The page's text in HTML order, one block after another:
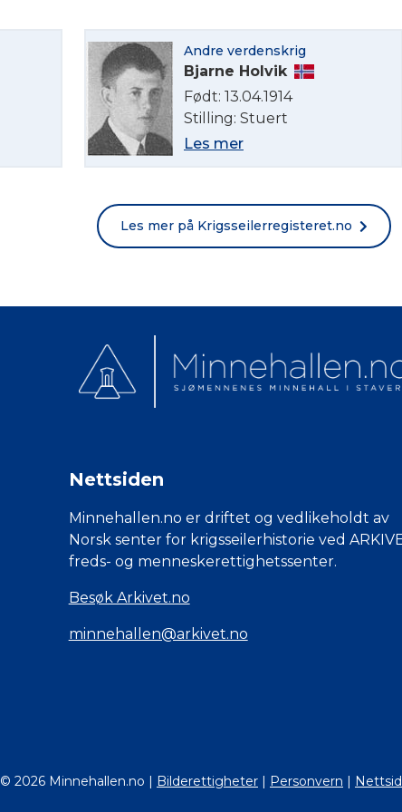
Andre verdenskrig
Bjarne Holvik
Født: 13.04.1914
Stilling: Stuert
Les mer
Les mer på Krigsseilerregisteret.no
Nettsiden
Minnehallen.no er driftet og vedlikeholdt av
Norsk senter for krigsseilerhistorie ved
freds- og menneskerettighetssenter.
Besøk Arkivet.no
minnehallen@arkivet.no
© 2026 Minnehallen.no | Bilderettigheter | Personvern |
Norsk bokmål